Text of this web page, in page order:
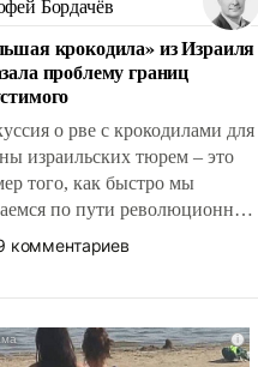
и где за свои
не нужно отвечать.
Бордачёв
крокодила» из Израиля
проблему границ
о рве с крокодилами для
израильских тюрем – это
того, как быстро мы
по пути революционных
То, что несколько лет
было образом для
комментариев